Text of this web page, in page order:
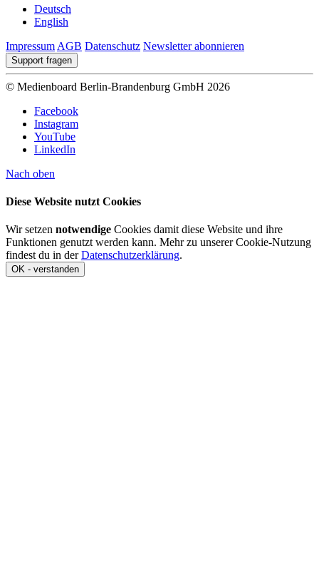
Deutsch
English
Impressum AGB Datenschutz Newsletter abonnieren
Support fragen
© Medienboard Berlin-Brandenburg GmbH 2026
Facebook
Instagram
YouTube
LinkedIn
Nach oben
Diese Website nutzt Cookies
Wir setzen notwendige Cookies damit diese Website und ihre
Funktionen genutzt werden kann. Mehr zu unserer Cookie-Nutzung
findest du in derDatenschutzerklärung.
OK - verstanden